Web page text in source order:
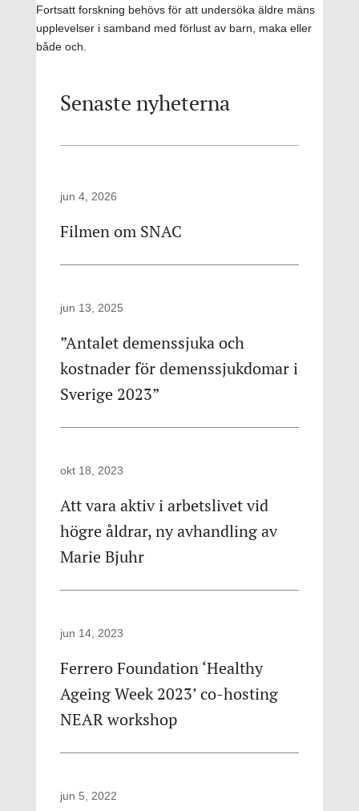
Fortsatt forskning behövs för att undersöka äldre mäns
upplevelser i samband med förlust av barn, maka eller
både och.
Senaste nyheterna
Filmen om SNAC
jun 4, 2026
”Antalet demenssjuka och
kostnader för demenssjukdomar i
Sverige 2023”
jun 13, 2025
Att vara aktiv i arbetslivet vid
högre åldrar, ny avhandling av
Marie Bjuhr
okt 18, 2023
Ferrero Foundation ‘Healthy
Ageing Week 2023’ co-hosting
NEAR workshop
jun 14, 2023
jun 5, 2022